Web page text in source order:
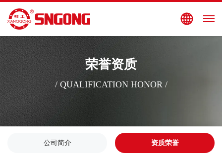
EN
荣誉资质
/ QUALIFICATION HONOR /
公司简介 资质荣誉